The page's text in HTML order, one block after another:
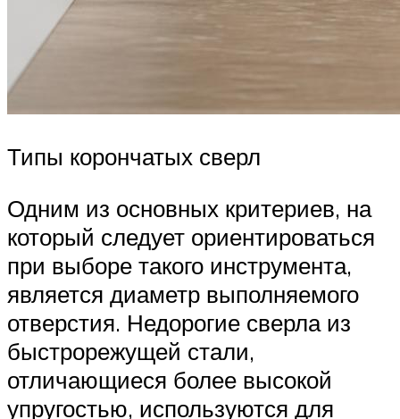
Типы корончатых сверл
Одним из основных критериев, на
который следует ориентироваться
при выборе такого инструмента,
является диаметр выполняемого
отверстия. Недорогие сверла из
быстрорежущей стали,
отличающиеся более высокой
упругостью, используются для